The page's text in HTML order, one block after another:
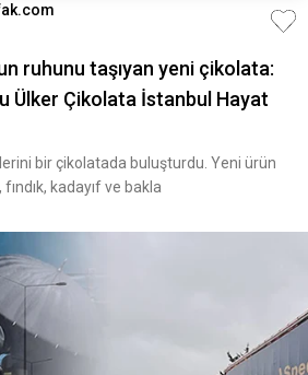
ruhunu taşıyan yeni çikolata:
Ülker Çikolata İstanbul Hayat
bir çikolatada buluşturdu. Yeni ürün
kadayıf ve bakla